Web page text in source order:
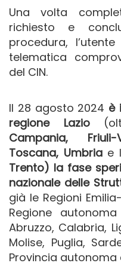
Una volta
richiesto e
procedura,
telematica
del CIN.
Il 28 agosto 2024 è
regione Lazio
Campania,
Toscana, Umbria e
Trento) la fase
nazionale delle
già le Regioni
Regione
Abruzzo, Calabria,
Molise, Puglia,
Provincia autonoma